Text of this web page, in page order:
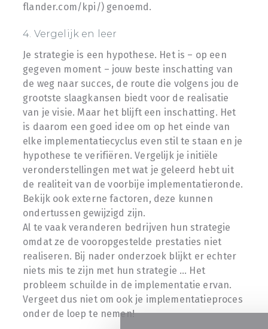
flander.com/kpi/) genoemd.
4. Vergelijk en leer
Je strategie is een hypothese. Het is – op een
gegeven moment – jouw beste inschatting van
de weg naar succes, de route die volgens jou de
grootste slaagkansen biedt voor de realisatie
van je visie. Maar het blijft een inschatting. Het
is daarom een goed idee om op het einde van
elke implementatiecyclus even stil te staan en je
hypothese te verifiëren. Vergelijk je initiële
veronderstellingen met wat je geleerd hebt uit
de realiteit van de voorbije implementatieronde.
Bekijk ook externe factoren, deze kunnen
ondertussen gewijzigd zijn.
Al te vaak veranderen bedrijven hun strategie
omdat ze de vooropgestelde prestaties niet
realiseren. Bij nader onderzoek blijkt er echter
niets mis te zijn met hun strategie … Het
probleem schuilde in de implementatie ervan.
Vergeet dus niet om ook je implementatieproces
onder de loep te nemen!